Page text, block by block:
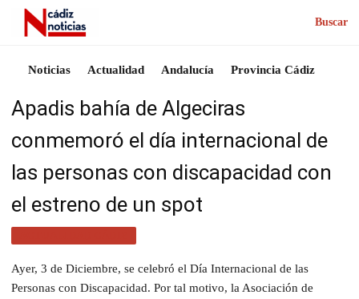
Buscar
Noticias Actualidad Andalucía Provincia Cádiz
Apadis bahía de Algeciras
conmemoró el día internacional de
las personas con discapacidad con
el estreno de un spot
Ayer, 3 de Diciembre, se celebró el Día Internacional de las
Personas con Discapacidad. Por tal motivo, la Asociación de